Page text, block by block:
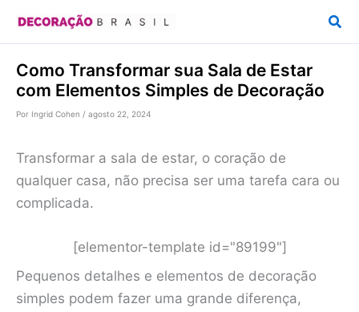
conteúdo
Como Transformar sua Sala de Estar
com Elementos Simples de Decoração
Por Ingrid Cohen / agosto 22, 2024
Transformar a sala de estar, o coração de
qualquer casa, não precisa ser uma tarefa cara ou
complicada.
[elementor-template id="89199"]
Pequenos detalhes e elementos de decoração
simples podem fazer uma grande diferença,